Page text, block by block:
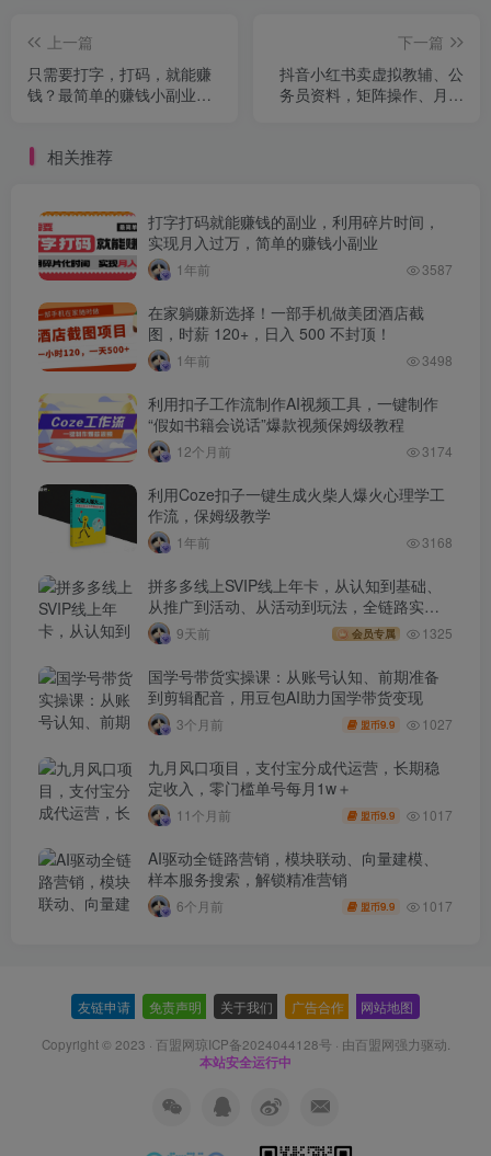
上一篇
只需要打字，打码，就能赚
钱？最简单的赚钱小副业，
下一篇
抖音小红书卖虚拟教辅、公
务员资料，矩阵操作、月入
相关推荐
打字打码就能赚钱的副业，利用碎片时间，
实现月入过万，简单的赚钱小副业
1年前 3587
在家躺赚新选择！一部手机做美团酒店截
图，时薪 120+，日入 500 不封顶！
1年前 3498
利用扣子工作流制作AI视频工具，一键制作
“假如书籍会说话”爆款视频保姆级教程
12个月前 3174
利用Coze扣子一键生成火柴人爆火心理学工
作流，保姆级教学
1年前 3168
拼多多线上SVIP线上年卡，从认知到基础、
从推广到活动、从活动到玩法，全链路实战
(260730)
9天前 会员专属 1325
国学号带货实操课：从账号认知、前期准备
到剪辑配音，用豆包AI助力国学带货变现
3个月前 盟币9.9 1027
九月风口项目，支付宝分成代运营，长期稳
定收入，零门槛单号每月1w＋
11个月前 盟币9.9 1017
AI驱动全链路营销，模块联动、向量建模、
样本服务搜索，解锁精准营销
6个月前 盟币9.9 1017
友链申请 免责声明 关于我们 广告合作 网站地图
Copyright © 2023 · 百盟网琼ICP备2024044128号 · 由百盟网强力驱动.
本站安全运行中